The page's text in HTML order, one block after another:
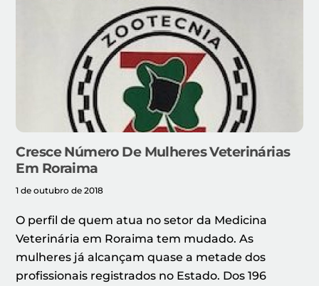
Cresce Número De Mulheres Veterinárias
Em Roraima
1 de outubro de 2018
O perfil de quem atua no setor da Medicina
Veterinária em Roraima tem mudado. As
mulheres já alcançam quase a metade dos
profissionais registrados no Estado. Dos 196